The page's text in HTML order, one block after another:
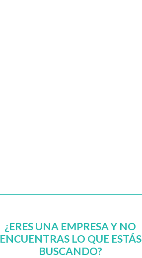
¿ERES UNA EMPRESA Y NO
ENCUENTRAS LO QUE ESTÁS
BUSCANDO?